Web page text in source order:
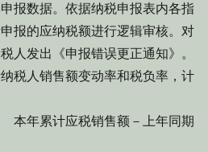
数据。依据纳税申报表内各指
报的应纳税额进行逻辑审核。对
人发出《申报错误更正通知》。
人销售额变动率和税负率，计
销售额－上年同期